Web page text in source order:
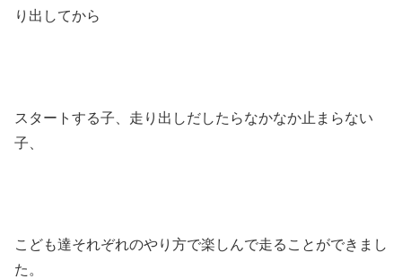
り出してから
スタートする子、走り出しだしたらなかなか止まらない
子、
こども達それぞれのやり方で楽しんで走ることができまし
た。